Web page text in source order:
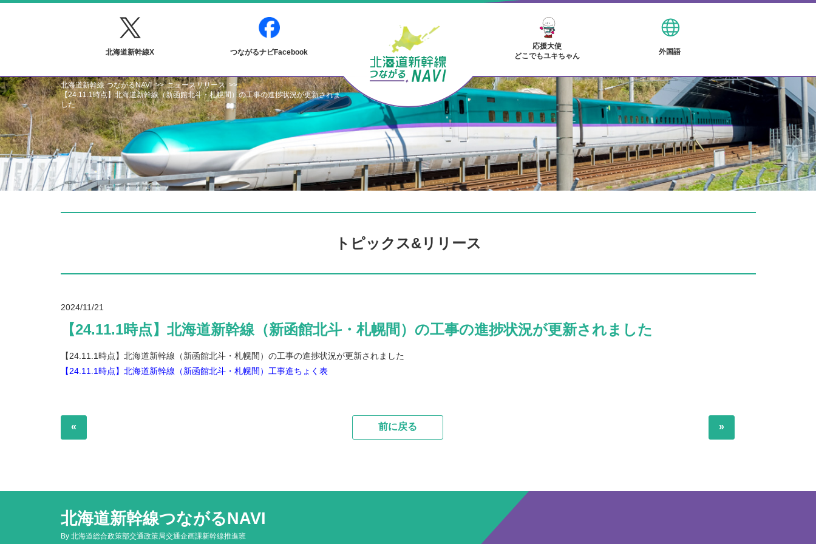
北海道新幹線X つながるナビFacebook
応援大使
どこでもユキちゃん
外国語
北海道新幹線 つながるNAVI
ニュースリリース
【24.11.1時点】北海道新幹線（新函館北斗・札幌間）の工事の進捗状況が更新されま
した
トピックス&リリース
2024/11/21
【24.11.1時点】北海道新幹線（新函館北斗・札幌間）の工事の進捗状況が更新されました
【24.11.1時点】北海道新幹線（新函館北斗・札幌間）の工事の進捗状況が更新されました
【24.11.1時点】北海道新幹線（新函館北斗・札幌間）工事進ちょく表
« 前に戻る »
北海道新幹線つながるNAVI
By 北海道総合政策部交通政策局交通企画課新幹線推進班